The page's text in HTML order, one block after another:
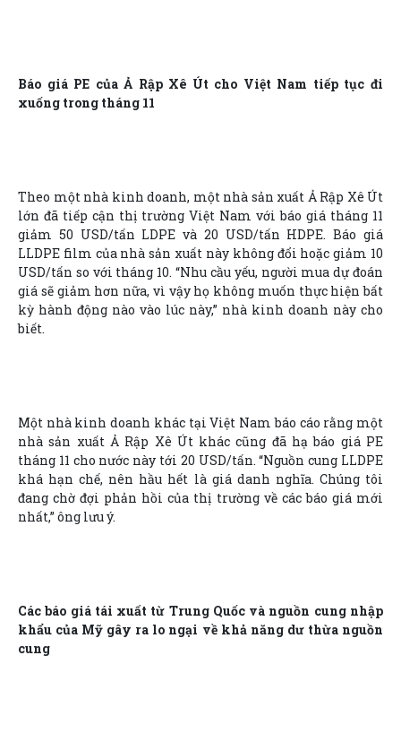
Báo giá PE của Ả Rập Xê Út cho Việt Nam tiếp tục đi
xuống trong tháng 11
Theo một nhà kinh doanh, một nhà sản xuất Ả Rập Xê Út
lớn đã tiếp cận thị trường Việt Nam với báo giá tháng 11
giảm 50 USD/tấn LDPE và 20 USD/tấn HDPE. Báo giá
LLDPE film của nhà sản xuất này không đổi hoặc giảm 10
USD/tấn so với tháng 10. “Nhu cầu yếu, người mua dự đoán
giá sẽ giảm hơn nữa, vì vậy họ không muốn thực hiện bất
kỳ hành động nào vào lúc này,” nhà kinh doanh này cho
biết.
Một nhà kinh doanh khác tại Việt Nam báo cáo rằng một
nhà sản xuất Ả Rập Xê Út khác cũng đã hạ báo giá PE
tháng 11 cho nước này tới 20 USD/tấn. “Nguồn cung LLDPE
khá hạn chế, nên hầu hết là giá danh nghĩa. Chúng tôi
đang chờ đợi phản hồi của thị trường về các báo giá mới
nhất,” ông lưu ý.
Các báo giá tái xuất từ Trung Quốc và nguồn cung nhập
khẩu của Mỹ gây ra lo ngại về khả năng dư thừa nguồn
cung